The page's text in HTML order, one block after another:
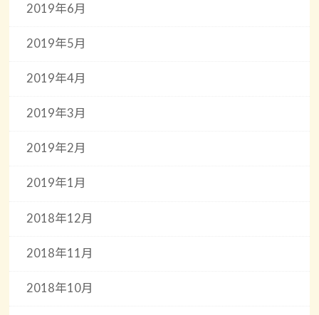
2019年6月
2019年5月
2019年4月
2019年3月
2019年2月
2019年1月
2018年12月
2018年11月
2018年10月